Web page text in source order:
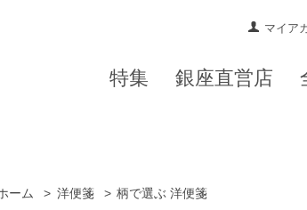
ーム > 洋便箋 > 柄で選ぶ 洋便箋
マイア
特集 銀座直営店